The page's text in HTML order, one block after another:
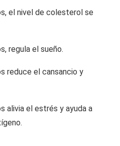
el nivel de colesterol se
regula el sueño.
reduce el cansancio y
alivia el estrés y ayuda a